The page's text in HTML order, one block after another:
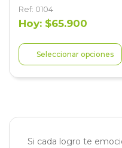
Ref: 0104
Hoy: $65.900
Seleccionar opciones
Si cada logro te